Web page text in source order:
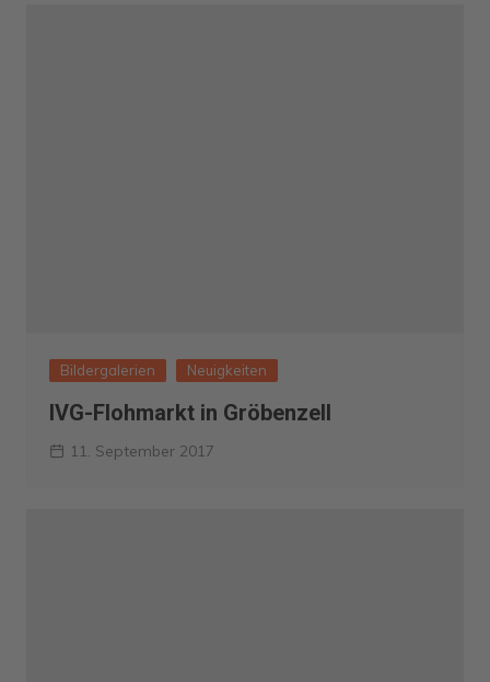
Bildergalerien Neuigkeiten
IVG-Flohmarkt in Gröbenzell
11. September 2017